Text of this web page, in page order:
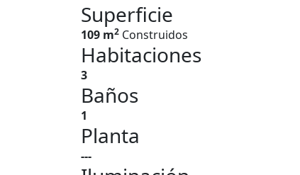
Superficie
109 m2 Construidos
Habitaciones
3
Baños
1
Planta
---